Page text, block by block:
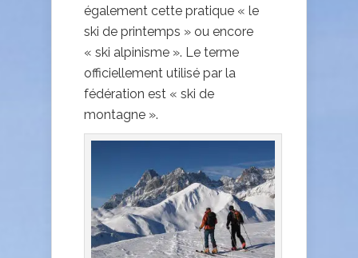
également cette pratique « le
ski de printemps » ou encore
« ski alpinisme ». Le terme
officiellement utilisé par la
fédération est « ski de
montagne ».